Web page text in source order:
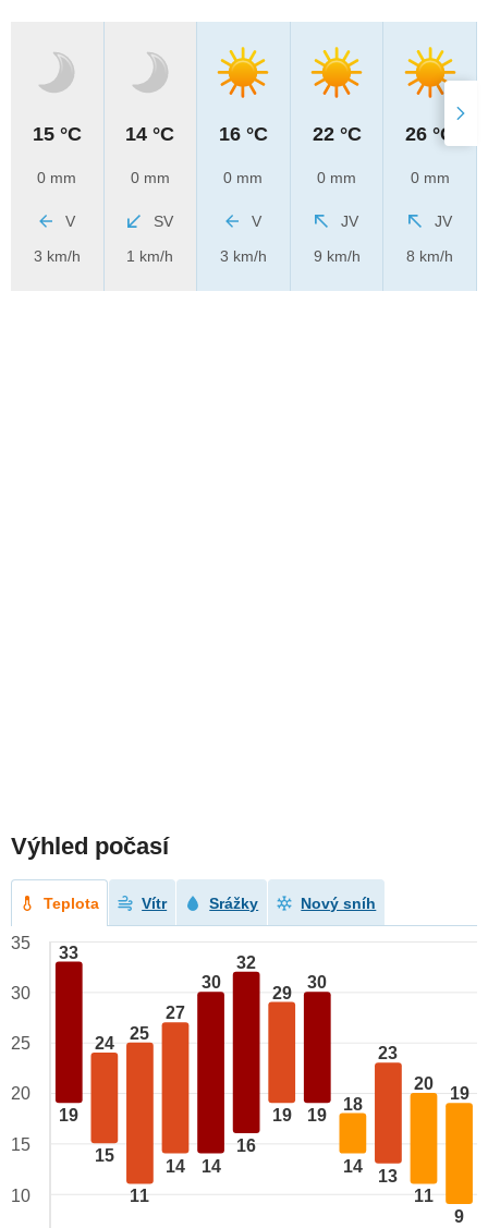
15 °C
0 mm
V
3 km/h
14 °C
0 mm
SV
1 km/h
16 °C
0 mm
V
3 km/h
22 °C
0 mm
JV
9 km/h
26 °C
0 mm
JV
8 km/h
Výhled počasí
Teplota Vítr Srážky Nový sníh
33
19
24
15
25
11
27
14
30
14
32
16
29
19
30
19
18
14
23
13
20
11
19
9
35
30
25
20
15
10